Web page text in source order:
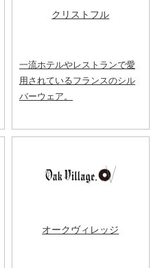
クリストフル
一流ホテルやレストランで愛
用されているフランスのシル
バーウェア。
オークヴィレッジ